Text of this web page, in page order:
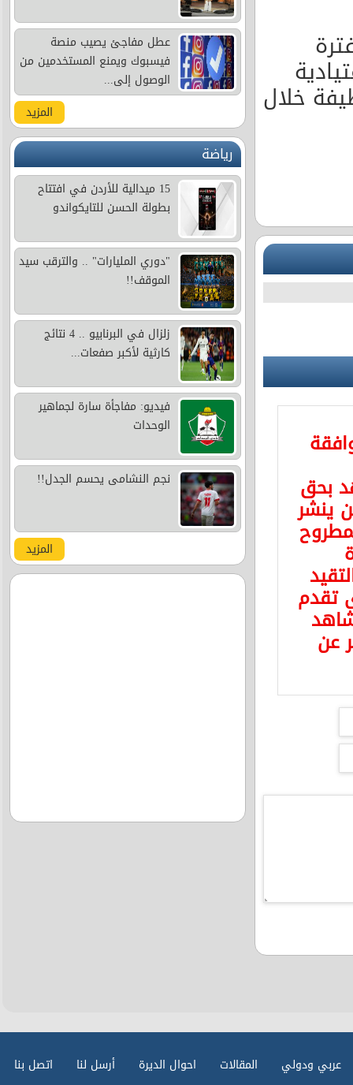
خلال
بحق
ينشر
تقدم
عن
عطل مفاجئ يصيب منصة
فيسبوك ويمنع المستخدمين من
الوصول إلى...
المزيد
رياضة
15 ميدالية للأردن في افتتاح
بطولة الحسن للتايكواندو
"دوري المليارات" .. والترقب سيد
الموقف!!
زلزال في البرنابيو .. 4 نتائج
كارثية لأكبر صفعات...
فيديو: مفاجأة سارة لجماهير
الوحدات
نجم النشامى يحسم الجدل!!
المزيد
عربي ودولي المقالات احوال الديرة أرسل لنا اتصل بنا